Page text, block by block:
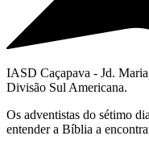
IASD Caçapava - Jd.
Divisão Sul Americana.
Os adventistas do sétimo
entender a Bíblia a